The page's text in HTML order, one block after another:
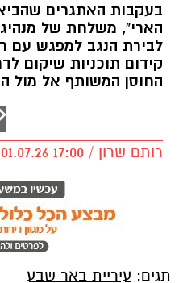
בעקבות האתגרים
הארי", משלחת של
לבירת הנגב למפגש עם
קידום תוכניות שיקום
החוסן המשותף אל מול
רותם שרון / 17:00 01.07.26
עיריית באר שבע